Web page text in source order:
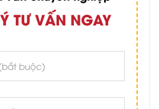
TƯ VẤN NGAY